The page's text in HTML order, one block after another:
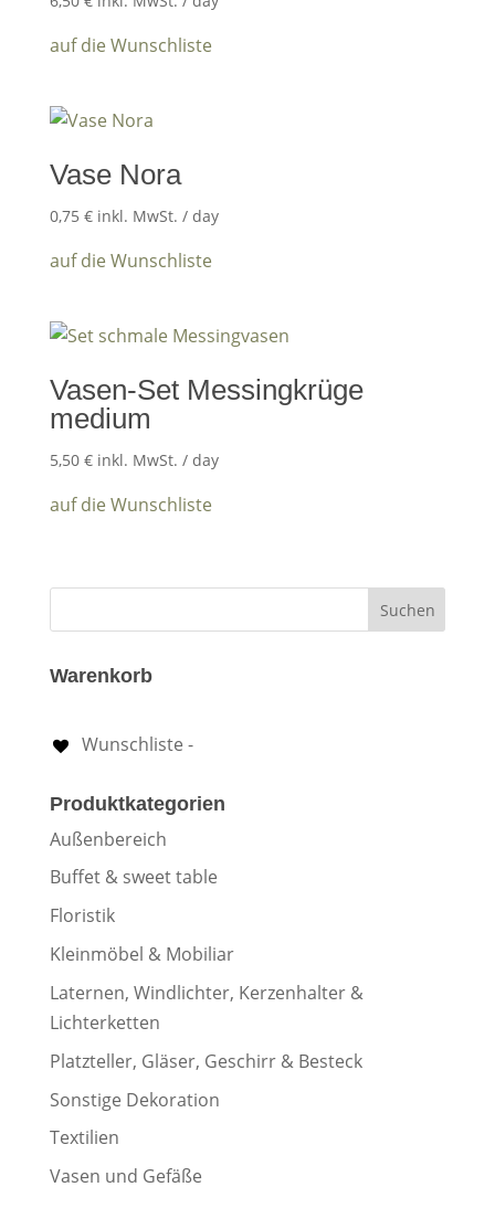
auf die Wunschliste
Vase Nora
0,75 € inkl. MwSt. / day
auf die Wunschliste
Vasen-Set Messingkrüge
medium
5,50 € inkl. MwSt. / day
auf die Wunschliste
Warenkorb
Wunschliste -
Produktkategorien
Außenbereich
Buffet & sweet table
Floristik
Kleinmöbel & Mobiliar
Laternen, Windlichter, Kerzenhalter &
Lichterketten
Platzteller, Gläser, Geschirr & Besteck
Sonstige Dekoration
Textilien
Vasen und Gefäße